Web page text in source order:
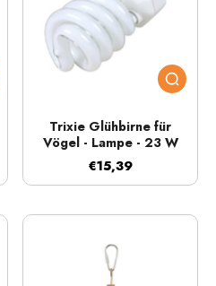
Trixie Glühbirne für
Vögel - Lampe - 23 W
€15,39